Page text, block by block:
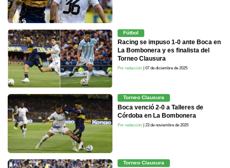
Fútbol
Racing se impuso 1-0 ante Boca en
La Bombonera y es finalista del
Torneo Clausura
Por redacción | 07 de diciembre de 2025
Torneo Clausura
Boca venció 2-0 a Talleres de
Córdoba en La Bombonera
Por redacción | 23 de noviembre de 2025
Torneo Clausura